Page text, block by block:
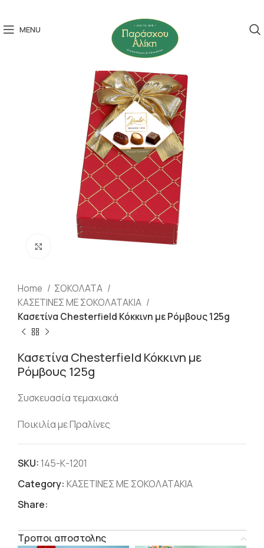
MENU
Home
ΣΟΚΟΛΑΤΑ
ΚΑΣΕΤΙΝΕΣ ΜΕ ΣΟΚΟΛΑΤΑΚΙΑ
Κασετίνα Chesterfield Κόκκινη με Ρόμβους 125g
Κασετίνα Chesterfield Κόκκινη με
Ρόμβους 125g
Συσκευασία τεμαχιακά
Ποικιλία με Πραλίνες
SKU: 145-Κ-1201
Category: ΚΑΣΕΤΙΝΕΣ ΜΕ ΣΟΚΟΛΑΤΑΚΙΑ
Share:
Τροποι αποστολης